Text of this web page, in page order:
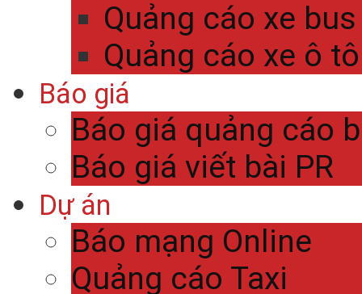
Quảng cáo xe bus
Quảng cáo xe ô
Báo giá
Báo giá quảng cáo
Báo giá viết bài PR
Dự án
Báo mạng Online
Quảng cáo Taxi